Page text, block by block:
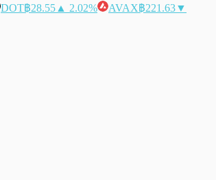
DOT฿28.55 ▲ 2.02% AVAX฿221.63▼